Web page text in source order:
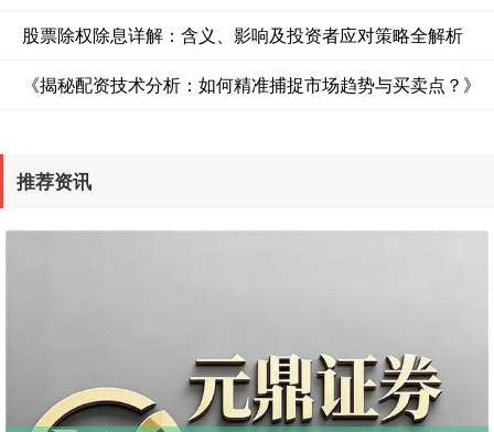
股票除权除息详解：含义、影响及投资者应对策略全解析
《揭秘配资技术分析：如何精准捕捉市场趋势与买卖点？》
推荐资讯